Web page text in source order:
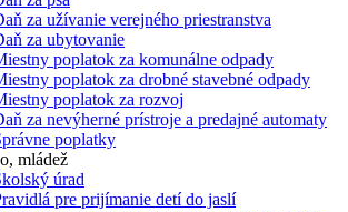
za užívanie verejného priestranstva
za ubytovanie
poplatok za komunálne odpady
poplatok za drobné stavebné odpady
poplatok za rozvoj
za nevýherné prístroje a predajné automaty
poplatky
mládež
úrad
pre prijímanie detí do jaslí